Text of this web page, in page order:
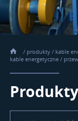
/ produkty / kable
kable energetyczne /
Produkty